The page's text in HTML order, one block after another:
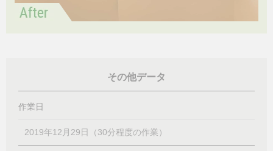
その他データ
作業日
2019年12月29日（30分程度の作業）